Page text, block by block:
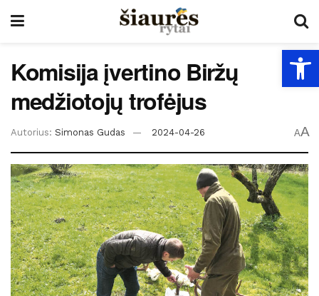
Komisija įvertino Biržų
medžiotojų trofėjus
Autorius: Simonas Gudas 2024-04-26 AA